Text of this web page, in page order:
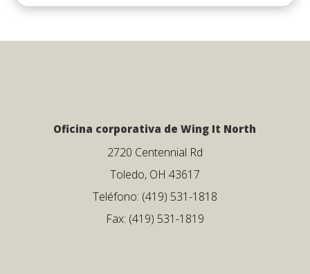
Oficina corporativa de Wing It North
2720 Centennial Rd
Toledo, OH 43617
Teléfono: (419) 531-1818
Fax: (419) 531-1819